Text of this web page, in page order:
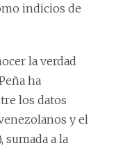
indicios de
la verdad
ha
los datos
y el
sumada a la